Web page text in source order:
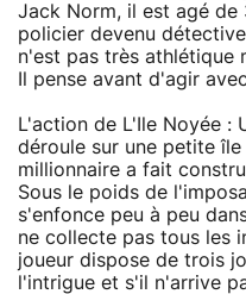
Jack Norm, il est agé de
policier devenu
n'est pas très athlétique
Il pense avant d'agir
L'action de L'Ile Noyée :
déroule sur une petite
millionnaire a fait
Sous le poids de
s'enfonce peu à peu
ne collecte pas tous les
joueur dispose de trois
l'intrigue et s'il n'arrive